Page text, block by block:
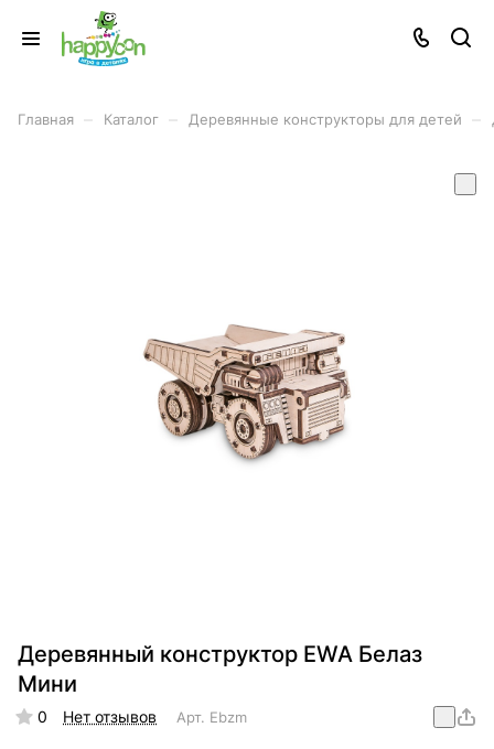
Главная Каталог Деревянные конструкторы для детей
Деревянный конструктор EWA Белаз
Мини
0 Нет отзывов Арт. Ebzm